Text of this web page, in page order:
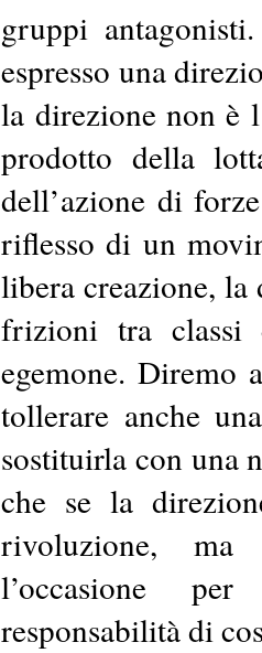
gruppi
espresso una
la direzione non è
prodotto della
dell’azione di
riflesso di un
libera creazione,
frizioni tra classi
egemone. Diremo
tollerare anche
sostituirla con una
che se la
rivoluzione, ma
l’occasione
responsabilità di